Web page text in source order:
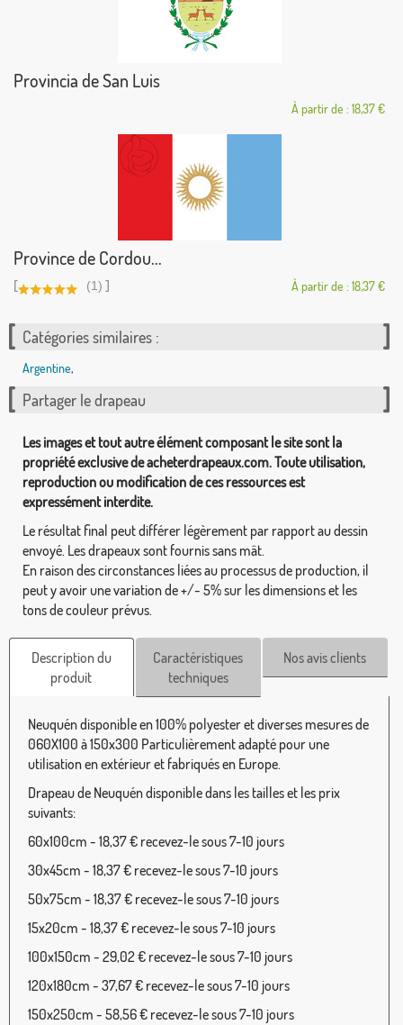
Provincia de San Luis
À partir de : 18,37 €
Province de Cordou...
[ (1) ] À partir de : 18,37 €
Catégories similaires :
Argentine,
Partager le drapeau
Les images et tout autre élément composant le site sont la
propriété exclusive de acheterdrapeaux.com. Toute utilisation,
reproduction ou modification de ces ressources est
expressément interdite.
Le résultat final peut différer légèrement par rapport au dessin
envoyé. Les drapeaux sont fournis sans mât.
En raison des circonstances liées au processus de production, il
peut y avoir une variation de +/- 5% sur les dimensions et les
tons de couleur prévus.
Description du
produit
Caractéristiques
techniques
Nos avis clients
Neuquén disponible en 100% polyester et diverses mesures de
060X100 à 150x300 Particulièrement adapté pour une
utilisation en extérieur et fabriqués en Europe.
Drapeau de Neuquén disponible dans les tailles et les prix
suivants:
60x100cm - 18,37 € recevez-le sous 7-10 jours
30x45cm - 18,37 € recevez-le sous 7-10 jours
50x75cm - 18,37 € recevez-le sous 7-10 jours
15x20cm - 18,37 € recevez-le sous 7-10 jours
100x150cm - 29,02 € recevez-le sous 7-10 jours
120x180cm - 37,67 € recevez-le sous 7-10 jours
150x250cm - 58,56 € recevez-le sous 7-10 jours